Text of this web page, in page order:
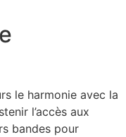
le harmonie avec la
l’accès aux
bandes pour